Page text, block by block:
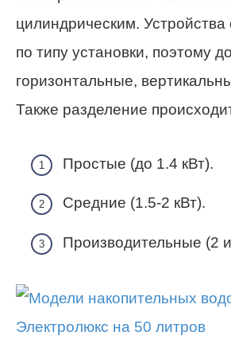
цилиндрическим. Устройства
по типу установки, поэтому
горизонтальные,
Также разделение
Простые (до 1.4 кВт).
Средние (1.5-2 кВт).
Производительные (2